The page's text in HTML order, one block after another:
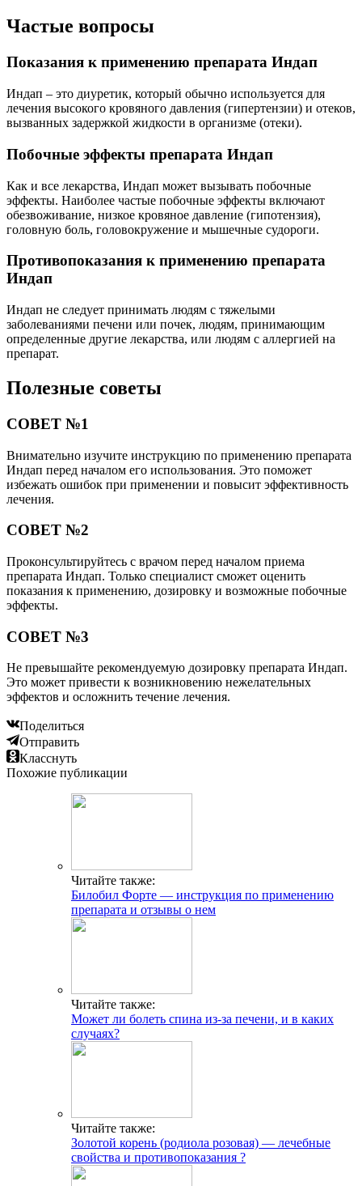
Частые вопросы
Показания к применению препарата Индап
Индап – это диуретик, который обычно используется для
лечения высокого кровяного давления (гипертензии) и отеков,
вызванных задержкой жидкости в организме (отеки).
Побочные эффекты препарата Индап
Как и все лекарства, Индап может вызывать побочные
эффекты. Наиболее частые побочные эффекты включают
обезвоживание, низкое кровяное давление (гипотензия),
головную боль, головокружение и мышечные судороги.
Противопоказания к применению препарата
Индап
Индап не следует принимать людям с тяжелыми
заболеваниями печени или почек, людям, принимающим
определенные другие лекарства, или людям с аллергией на
препарат.
Полезные советы
СОВЕТ №1
Внимательно изучите инструкцию по применению препарата
Индап перед началом его использования. Это поможет
избежать ошибок при применении и повысит эффективность
лечения.
СОВЕТ №2
Проконсультируйтесь с врачом перед началом приема
препарата Индап. Только специалист сможет оценить
показания к применению, дозировку и возможные побочные
эффекты.
СОВЕТ №3
Не превышайте рекомендуемую дозировку препарата Индап.
Это может привести к возникновению нежелательных
эффектов и осложнить течение лечения.
Поделиться
Отправить
Класснуть
Похожие публикации
Читайте также:
Билобил Форте — инструкция по применению
препарата и отзывы о нем
Читайте также:
Может ли болеть спина из-за печени, и в каких
случаях?
Читайте также:
Золотой корень (родиола розовая) — лечебные
свойства и противопоказания ?